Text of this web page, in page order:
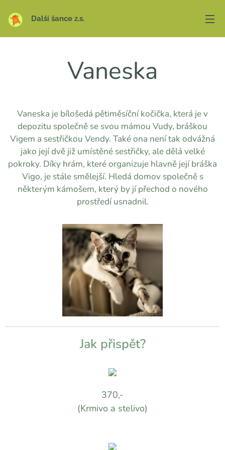
Další šance z.s.
Vaneska
Vaneska je bílošedá pětiměsíční kočička, která je v
depozitu společně se svou mámou Vudy, bráškou
Vigem a sestřičkou Vendy. Také ona není tak odvážná
jako její dvě již umístěné sestřičky, ale dělá velké
pokroky. Díky hrám, které organizuje hlavně její bráška
Vigo, je stále smělejší. Hledá domov společně s
některým kámošem, který by jí přechod o nového
prostředí usnadnil.
Jak přispět?
370,-
(Krmivo a stelivo)